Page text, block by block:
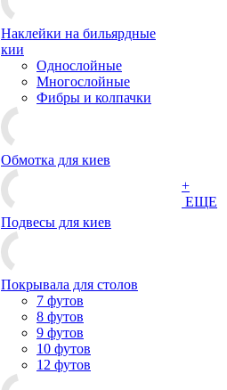
Наклейки на бильярдные
кии
Однослойные
Многослойные
Фибры и колпачки
Обмотка для киев
Подвесы для киев
Покрывала для столов
7 футов
8 футов
9 футов
10 футов
12 футов
+
ЕЩЕ